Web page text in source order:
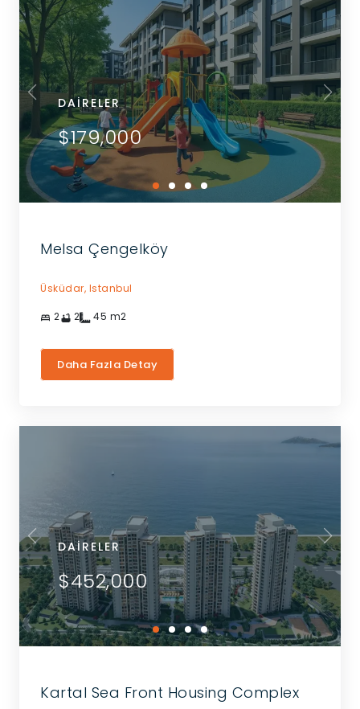
DAIRELER
$179,000
Melsa Çengelköy
Üsküdar, Istanbul
2 2 45 m2
Daha Fazla Detay
DAIRELER
$452,000
Kartal Sea Front Housing Complex